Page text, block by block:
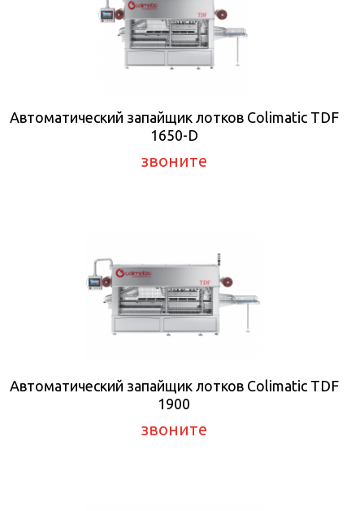
Автоматический запайщик лотков Colimatic TDF
1650-D
звоните
Автоматический запайщик лотков Colimatic TDF
1900
звоните